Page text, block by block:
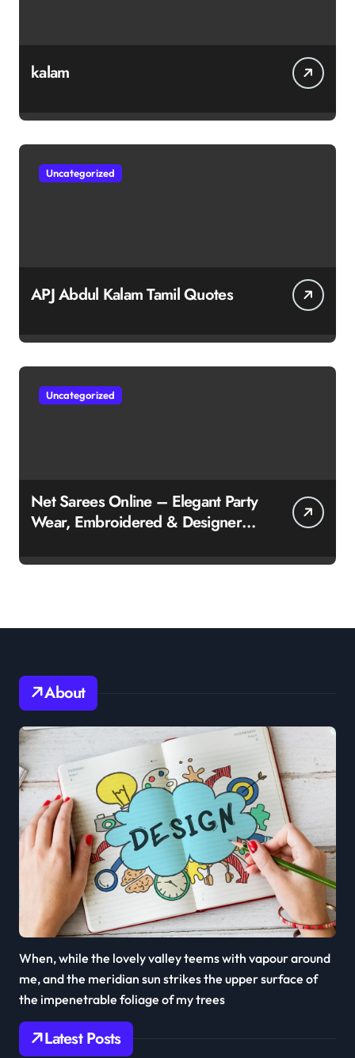
kalam
Uncategorized
APJ Abdul Kalam Tamil Quotes
Uncategorized
Net Sarees Online – Elegant Party
Wear, Embroidered & Designer
About
When, while the lovely valley teems with vapour around
me, and the meridian sun strikes the upper surface of
the impenetrable foliage of my trees
Latest Posts